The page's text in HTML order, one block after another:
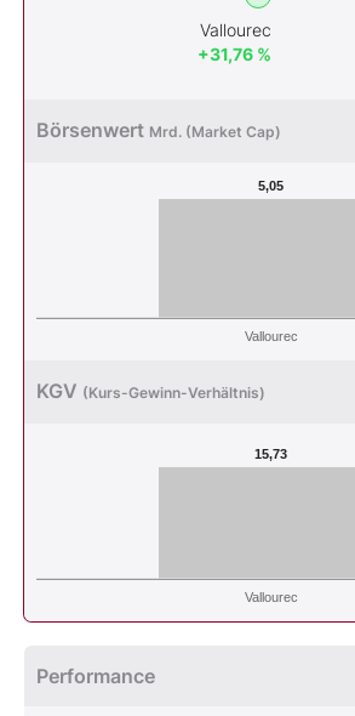
Vallourec
+31,76 %
Börsenwert Mrd. (Market Cap)
5,05
Vallourec
KGV (Kurs-Gewinn-Verhältnis)
15,73
Vallourec
Performance